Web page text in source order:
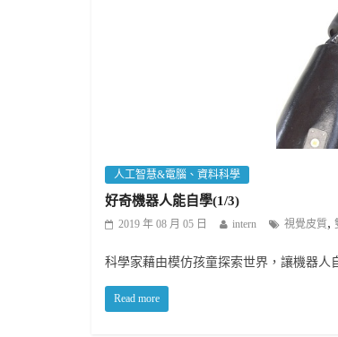
人工智慧&電腦、資料科學
好奇機器人能自學(1/3)
2019 年 08 月 05 日 intern 視覺皮質,
科學家藉由模仿孩童探索世界，讓機器人
Read more